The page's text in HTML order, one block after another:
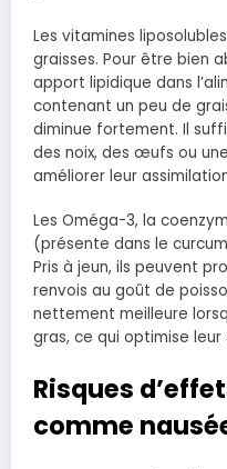
Les vitamines
graisses. Pour être bien
apport lipidique dans
contenant un peu de
diminue fortement. Il
des noix, des œufs ou
améliorer leur
Les Oméga-3, la
(présente dans le
Pris à jeun, ils peuvent
renvois au goût de
nettement meilleure
gras, ce qui optimise
Risques
comme